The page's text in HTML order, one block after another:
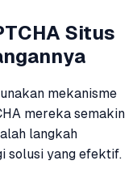
Situs
mekanisme
mereka semakin
langkah
solusi yang efektif.